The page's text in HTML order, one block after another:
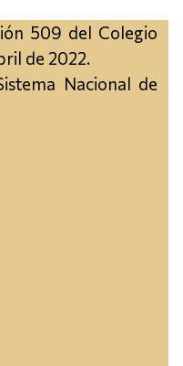
509 del Colegio
de 2022.
Nacional de